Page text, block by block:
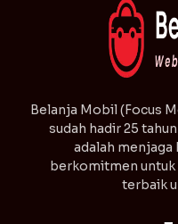
⁠Belanja Mobil (Focus
sudah hadir 25
adalah menjaga
berkomitmen
terbaik